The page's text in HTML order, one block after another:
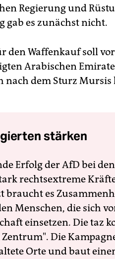
Regierung und
gab es zunächst nicht.
den Waffenkauf soll
Arabischen
nach dem Sturz
stärken
Erfolg der AfD bei
rechtsextreme
braucht es
Menschen, die sich
einsetzen. Die taz
Die
Orte und baut